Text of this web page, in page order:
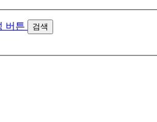
검색